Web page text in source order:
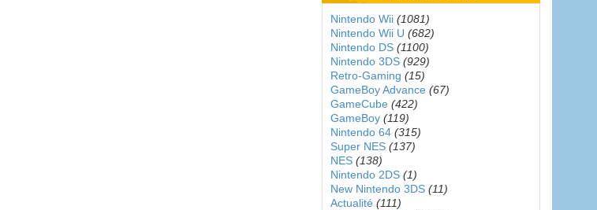
Nintendo Wii (1081)
Nintendo Wii U (682)
Nintendo DS (1100)
Nintendo 3DS (929)
Retro-Gaming (15)
GameBoy Advance (67)
GameCube (422)
GameBoy (119)
Nintendo 64 (315)
Super NES (137)
NES (138)
Nintendo 2DS (1)
New Nintendo 3DS (11)
Actualité (111)